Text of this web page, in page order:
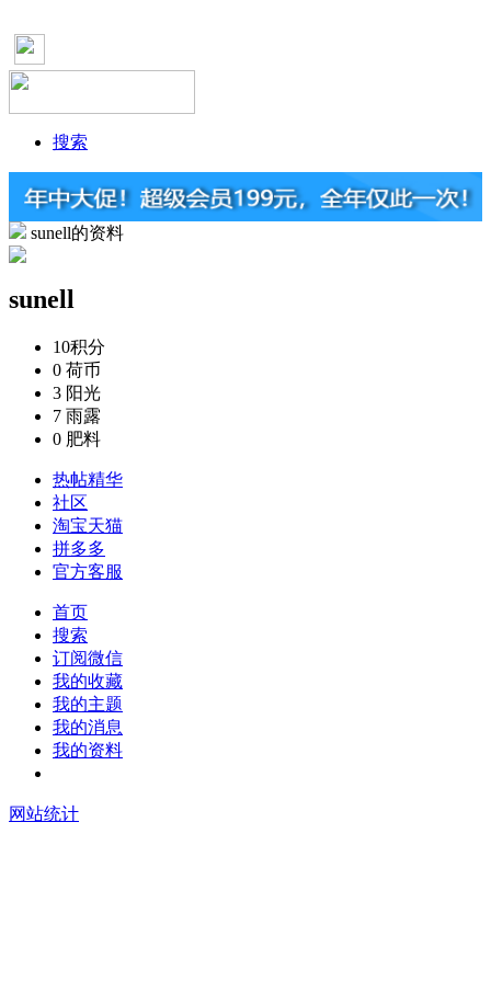
搜索
sunell的资料
sunell
10积分
0 荷币
3 阳光
7 雨露
0 肥料
热帖精华
社区
淘宝天猫
拼多多
官方客服
首页
搜索
订阅微信
我的收藏
我的主题
我的消息
我的资料
网站统计